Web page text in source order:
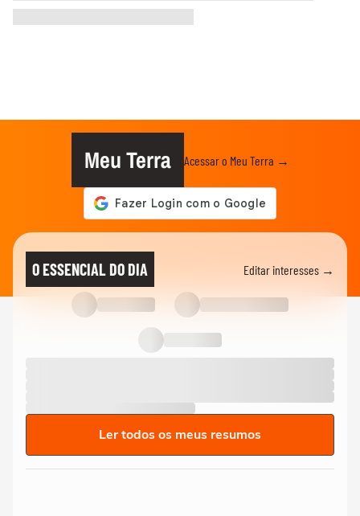
Meu Terra Acessar o Meu Terra →
O ESSENCIAL DO DIA Editar interesses →
Ler todos os meus resumos